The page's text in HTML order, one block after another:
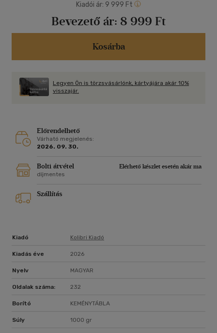
John R. Mullaney különleges keresztmetszeteivel és Pedro
Pascal előszavával
Kiadói ár: 9 999 Ft
Bevezető ár: 8 999 Ft
Kosárba
Legyen Ön is törzsvásárlónk, kártyájára akár 10%
visszajár.
Előrendelhető
Várható megjelenés:
2026. 09. 30.
Bolti átvétel
Elérhető készlet esetén akár ma
díjmentes
Szállítás
Kiadó Kolibri Kiadó
Kiadás éve 2026
Nyelv MAGYAR
Oldalak száma: 232
Borító KEMÉNYTÁBLA
Súly 1000 gr